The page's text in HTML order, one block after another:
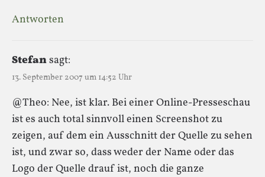
Antworten
Stefansagt:
13. September 2007 um 14:52 Uhr
@Theo: Nee, ist klar. Bei einer Online-Presseschau
ist es auch total sinnvoll einen Screenshot zu
zeigen, auf dem ein Ausschnitt der Quelle zu sehen
ist, und zwar so, dass weder der Name oder das
Logo der Quelle drauf ist, noch die ganze